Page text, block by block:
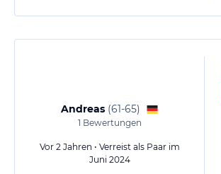
Andreas (61-65)
1 Bewertungen
Vor 2 Jahren • Verreist als Paar im
Juni 2024